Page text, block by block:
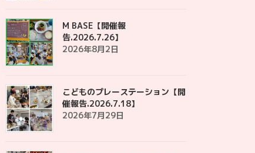
M BASE【開催報
告.2026.7.26】
2026年8月2日
こどものプレーステーション【開
催報告.2026.7.18】
2026年7月29日